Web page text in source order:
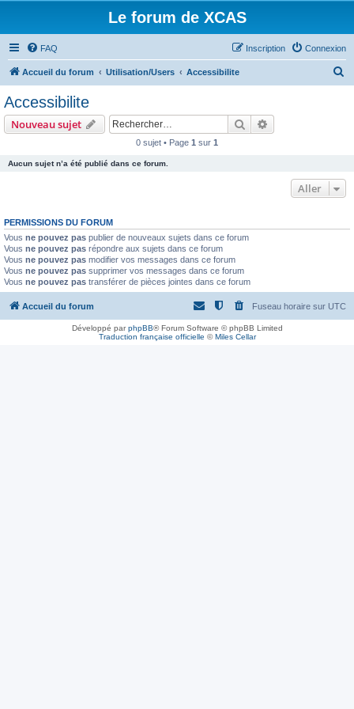
Le forum de XCAS
FAQ Connexion
Inscription
Accueil du forum Utilisation/Users Accessibilite
Accessibilite
Nouveau sujet Rechercher
0 sujet • Page 1 sur 1
Aucun sujet n’a été publié dans ce forum.
Aller
PERMISSIONS DU FORUM
Vous ne pouvez pas publier de nouveaux sujets dans ce forum
Vous ne pouvez pas répondre aux sujets dans ce forum
Vous ne pouvez pas modifier vos messages dans ce forum
Vous ne pouvez pas supprimer vos messages dans ce forum
Vous ne pouvez pas transférer de pièces jointes dans ce forum
Accueil du forum Fuseau horaire sur UTC
Développé parphpBB® Forum Software © phpBB Limited
Traduction française officielle ©Miles Cellar